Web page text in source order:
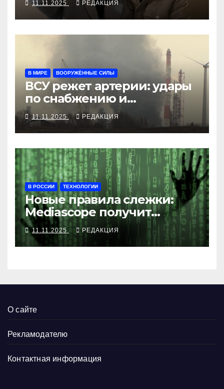
11.11.2025 РЕДАКЦИЯ
В МИРЕ ВООРУЖЁННЫЕ СИЛЫ
ВСУ режет артерии: удары
по снабжению и
инфраструктуре
11.11.2025 РЕДАКЦИЯ
В РОССИИ ТЕХНОЛОГИИ
Новые правила слежки:
Mediascope получит
данные о каждом клике
11.11.2025 РЕДАКЦИЯ
О сайте
Рекламодателю
Контактная информация